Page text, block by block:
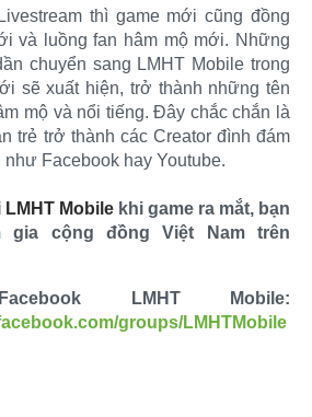
thì game mới cũng đồng
và luồng fan hâm mộ mới. Những
chuyển sang LMHT Mobile trong
sẽ xuất hiện, trở thành những tên
mộ và nổi tiếng. Đây chắc chắn là
trẻ trở thành các Creator đình đám
Facebook hay Youtube.
LMHT Mobile khi game ra mắt, bạn
gia cộng đồng Việt Nam trên
LMHT Mobile:
groups/LMHTMobile